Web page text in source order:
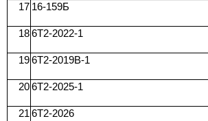
17 16-159Б
186T2-2022-1
196T2-2019В-1
206T2-2025-1
21 6T2-2026